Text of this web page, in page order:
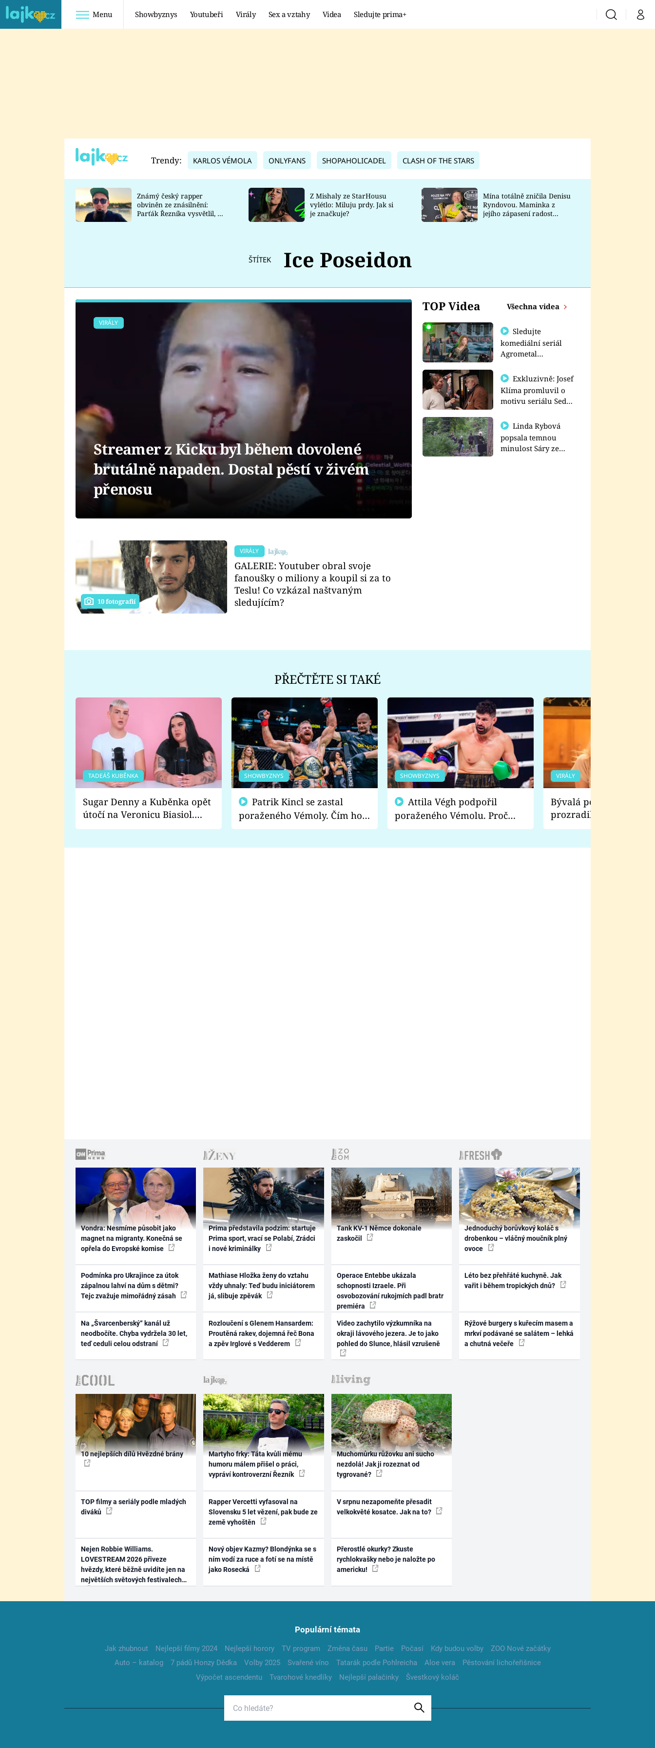
Menu Showbyznys Youtubeři Virály Sex a vztahy Videa Sledujte prima+ VyhledáváníMůj
TADEÁŠ KUBĚNKA
DATEL
Prima Lajk
Sledujte nás
Trendy: KARLOS VÉMOLA ONLYFANS SHOPAHOLICADEL CLASH OF THE STARS
Známý český rapper
obviněn ze znásilnění:
Parťák Řezníka vysvětlil, co
Z Mishaly ze StarHousu
vylétlo: Miluju prdy. Jak si
je značkuje?
Mína totálně zničila Denisu
Ryndovou. Maminka z
jejího zápasení radost
ŠTÍTEK Ice Poseidon
TOP Videa Všechna videa
Sledujte
komediální seriál
Agrometal
prima+
Exkluzivně: Josef
Klíma promluvil o
motivu seriálu Sedm
Linda Rybová
popsala temnou
minulost Sáry ze
VIRÁLY
Streamer z Kicku byl během dovolené
brutálně napaden. Dostal pěstí v živém
přenosu
10 fotografií
VIRÁLY
GALERIE: Youtuber obral svoje
fanoušky o miliony a koupil si za to
Teslu! Co vzkázal naštvaným
sledujícím?
PŘEČTĚTE SI TAKÉ
TADEÁŠ KUBĚNKA
Sugar Denny a Kuběnka opět
útočí na Veronicu Biasiol.
Proč je podle nich falešná a
SHOWBYZNYS
poraženého Vémoly. Čím ho
fanoušci naštvali?
SHOWBYZNYS
poraženého Vémolu. Proč
chce raději zápasit s ním než
VIRÁLY
Bývalá pornoherečka
prozradila, co ji
natáčení Euforie.
Vondra: Nesmíme působit jako
magnet na migranty. Konečná se
opřela do Evropské komise
Podmínka pro Ukrajince za útok
zápalnou lahví na dům s dětmi?
Tejc zvažuje mimořádný zásah
Na „Švarcenberský“ kanál už
neodbočíte. Chyba vydržela 30 let,
teď ceduli celou odstraní
Prima představila podzim: startuje
Prima sport, vrací se Polabí, Zrádci
i nové kriminálky
Mathiase Hložka ženy do vztahu
vždy uhnaly: Teď budu iniciátorem
já, slibuje zpěvák
Rozloučení s Glenem Hansardem:
Proutěná rakev, dojemná řeč Bona
a zpěv Irglové s Vedderem
Tank KV-1 Němce dokonale
zaskočil
Operace Entebbe ukázala
schopnosti Izraele. Při
osvobozování rukojmích padl bratr
premiéra
Video zachytilo výzkumníka na
okraji lávového jezera. Je to jako
pohled do Slunce, hlásil vzrušeně
Jednoduchý borůvkový koláč s
drobenkou – vláčný moučník plný
ovoce
Léto bez přehřáté kuchyně. Jak
vařit i během tropických dnů?
Rýžové burgery s kuřecím masem a
mrkví podávané se salátem – lehká
a chutná večeře
10 nejlepších dílů Hvězdné brány
TOP filmy a seriály podle mladých
diváků
Nejen Robbie Williams.
LOVESTREAM 2026 přiveze
hvězdy, které běžně uvidíte jen na
největších světových festivalech
Martyho frky: Táta kvůli mému
humoru málem přišel o práci,
vypráví kontroverzní Řezník
Rapper Vercetti vyfasoval na
Slovensku 5 let vězení, pak bude ze
země vyhoštěn
Nový objev Kazmy? Blondýnka se s
ním vodí za ruce a fotí se na místě
jako Rosecká
Muchomůrku růžovku ani sucho
nezdolá! Jak ji rozeznat od
tygrované?
V srpnu nezapomeňte přesadit
velkokvěté kosatce. Jak na to?
Přerostlé okurky? Zkuste
rychlokvašky nebo je naložte po
americku!
Populární témata
Jak zhubnout Nejlepší filmy 2024 Nejlepší horory TV program Změna času Partie Počasí Kdy budou volby
ZOO Nové začátky
Auto – katalog
7 pádů Honzy Dědka Volby 2025 Svařené víno Tatarák podle Pohlreicha Aloe vera
Pěstování lichořeřišnice
Výpočet ascendentu
Tvarohové knedlíky Nejlepší palačinky Švestkový koláč